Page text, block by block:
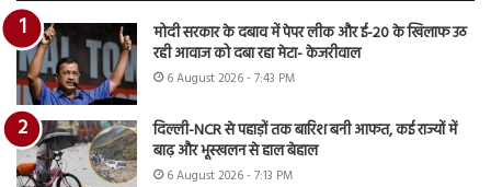
मोदी सरकार के दबाव में पेपर लीक और ई-20 के खिलाफ उठ
रही आवाज को दबा रहा मेटा- केजरीवाल
6 August 2026 - 7:43 PM
दिल्ली-NCR से पहाड़ों तक बारिश बनी आफत, कई राज्यों में
बाढ़ और भूस्खलन से हाल बेहाल
6 August 2026 - 7:13 PM